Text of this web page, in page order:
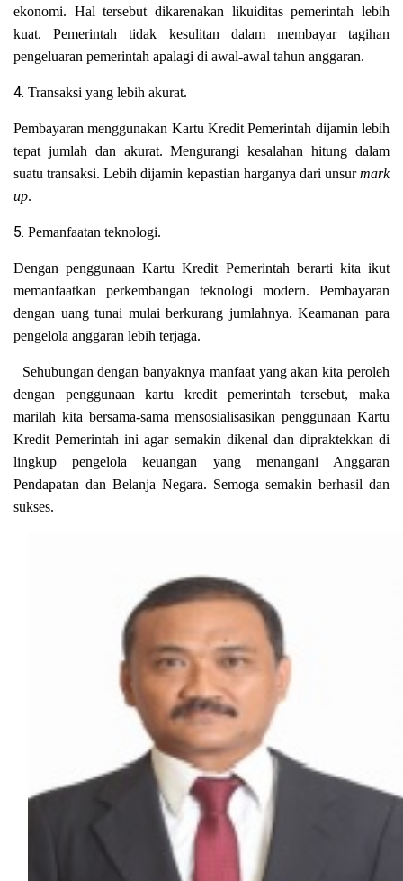
ekonomi. Hal tersebut dikarenakan likuiditas pemerintah lebih
kuat. Pemerintah tidak kesulitan dalam membayar tagihan
pengeluaran pemerintah apalagi di awal-awal tahun anggaran.
4. Transaksi yang lebih akurat.
Pembayaran menggunakan Kartu Kredit Pemerintah dijamin lebih
tepat jumlah dan akurat. Mengurangi kesalahan hitung dalam
suatu transaksi. Lebih dijamin kepastian harganya dari unsurmark
up.
5. Pemanfaatan teknologi.
Dengan penggunaan Kartu Kredit Pemerintah berarti kita ikut
memanfaatkan perkembangan teknologi modern. Pembayaran
dengan uang tunai mulai berkurang jumlahnya. Keamanan para
pengelola anggaran lebih terjaga.
Sehubungan dengan banyaknya manfaat yang akan kita peroleh
dengan penggunaan kartu kredit pemerintah tersebut, maka
marilah kita bersama-sama mensosialisasikan penggunaan Kartu
Kredit Pemerintah ini agar semakin dikenal dan dipraktekkan di
lingkup pengelola keuangan yang menangani Anggaran
Pendapatan dan Belanja Negara. Semoga semakin berhasil dan
sukses.